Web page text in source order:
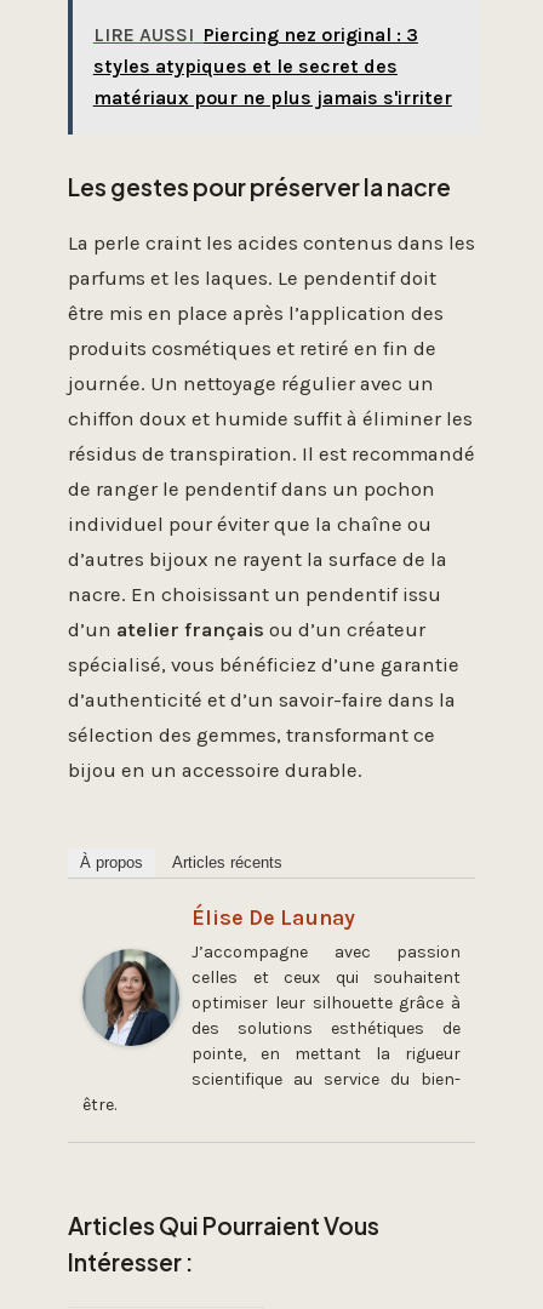
LIRE AUSSI Piercing nez original : 3
styles atypiques et le secret des
matériaux pour ne plus jamais s'irriter
Les gestes pour préserver la nacre
La perle craint les acides contenus dans les
parfums et les laques. Le pendentif doit
être mis en place après l’application des
produits cosmétiques et retiré en fin de
journée. Un nettoyage régulier avec un
chiffon doux et humide suffit à éliminer les
résidus de transpiration. Il est recommandé
de ranger le pendentif dans un pochon
individuel pour éviter que la chaîne ou
d’autres bijoux ne rayent la surface de la
nacre. En choisissant un pendentif issu
d’un atelier français ou d’un créateur
spécialisé, vous bénéficiez d’une garantie
d’authenticité et d’un savoir-faire dans la
sélection des gemmes, transformant ce
bijou en un accessoire durable.
À propos Articles récents
Élise De Launay
J’accompagne avec passion
celles et ceux qui souhaitent
optimiser leur silhouette grâce à
des solutions esthétiques de
pointe, en mettant la rigueur
scientifique au service du bien-
être.
Articles Qui Pourraient Vous
Intéresser :